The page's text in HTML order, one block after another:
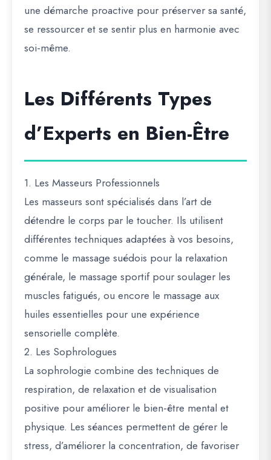
une démarche proactive pour préserver sa santé,
se ressourcer et se sentir plus en harmonie avec
soi-même.
Les Différents Types
d’Experts en Bien-Être
1. Les Masseurs Professionnels
Les masseurs sont spécialisés dans l’art de
détendre le corps par le toucher. Ils utilisent
différentes techniques adaptées à vos besoins,
comme le massage suédois pour la relaxation
générale, le massage sportif pour soulager les
muscles fatigués, ou encore le massage aux
huiles essentielles pour une expérience
sensorielle complète.
2. Les Sophrologues
La sophrologie combine des techniques de
respiration, de relaxation et de visualisation
positive pour améliorer le bien-être mental et
physique. Les séances permettent de gérer le
stress, d’améliorer la concentration, de favoriser